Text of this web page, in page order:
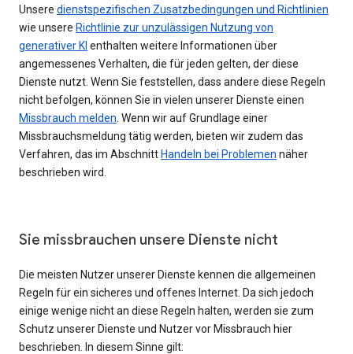
Unsere dienstspezifischen Zusatzbedingungen und Richtlinien
wie unsere Richtlinie zur unzulässigen Nutzung von
generativer KI enthalten weitere Informationen über
angemessenes Verhalten, die für jeden gelten, der diese
Dienste nutzt. Wenn Sie feststellen, dass andere diese Regeln
nicht befolgen, können Sie in vielen unserer Dienste einen
Missbrauch melden. Wenn wir auf Grundlage einer
Missbrauchsmeldung tätig werden, bieten wir zudem das
Verfahren, das im Abschnitt Handeln bei Problemen näher
beschrieben wird.
Sie missbrauchen unsere Dienste nicht
Die meisten Nutzer unserer Dienste kennen die allgemeinen
Regeln für ein sicheres und offenes Internet. Da sich jedoch
einige wenige nicht an diese Regeln halten, werden sie zum
Schutz unserer Dienste und Nutzer vor Missbrauch hier
beschrieben. In diesem Sinne gilt: